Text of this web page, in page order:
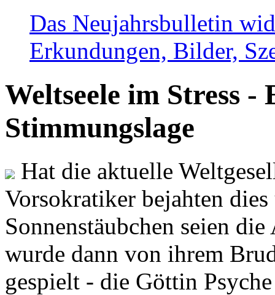
Das Neujahrsbulletin
Erkundungen, Bilder,
Weltseele im Stress -
Stimmungslage
Hat die aktuelle
Vorsokratiker bejahten
Sonnenstäubchen seien
wurde dann von ihrem
gespielt - die Göttin